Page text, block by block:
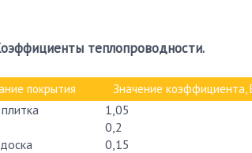
теплопроводности.
покрытия Значение коэффициента,
1,05
0,2
0,15